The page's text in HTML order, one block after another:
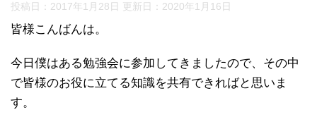
投稿日：2017年1月28日 更新日： 2020年1月16日
皆様こんばんは。
今日僕はある勉強会に参加してきましたので、その中
で皆様のお役に立てる知識を共有できればと思いま
す。